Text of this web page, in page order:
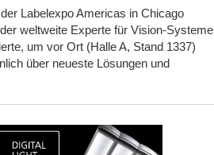
Labelexpo Americas in Chicago
weltweite Experte für Vision-Systeme
um vor Ort (Halle A, Stand 1337)
über neueste Lösungen und